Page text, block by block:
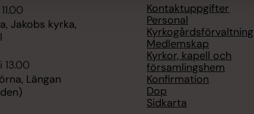
Jakobs kyrka,
13.00
Längan
Kontaktuppgifter
Personal
Kyrkogårdsförvaltning
Medlemskap
Kyrkor, kapell och
församlingshem
Konfirmation
Dop
Sidkarta